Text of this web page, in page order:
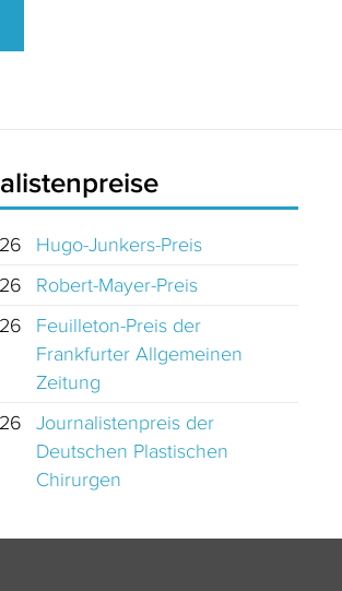
Hugo-Junkers-Preis
Robert-Mayer-Preis
Feuilleton-Preis der
Frankfurter Allgemeinen
Zeitung
Journalistenpreis der
Deutschen Plastischen
Chirurgen